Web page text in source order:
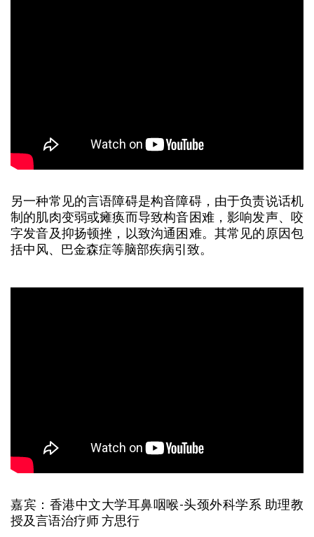
另一种常见的言语障碍是构音障碍，由于负责说话机
制的肌肉变弱或瘫痪而导致构音困难，影响发声、咬
字发音及抑扬顿挫，以致沟通困难。其常见的原因包
括中风、巴金森症等脑部疾病引致。
嘉宾：香港中文大学耳鼻咽喉-头颈外科学系 助理教
授及言语治疗师 方思行